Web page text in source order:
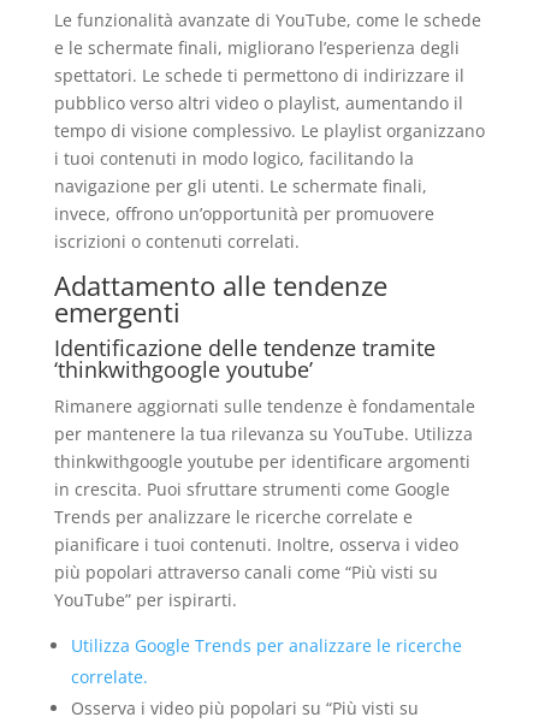
Le funzionalità avanzate di YouTube, come le schede
e le schermate finali, migliorano l’esperienza degli
spettatori. Le schede ti permettono di indirizzare il
pubblico verso altri video o playlist, aumentando il
tempo di visione complessivo. Le playlist organizzano
i tuoi contenuti in modo logico, facilitando la
navigazione per gli utenti. Le schermate finali,
invece, offrono un’opportunità per promuovere
iscrizioni o contenuti correlati.
Adattamento alle tendenze
emergenti
Identificazione delle tendenze tramite
‘thinkwithgoogle youtube’
Rimanere aggiornati sulle tendenze è fondamentale
per mantenere la tua rilevanza su YouTube. Utilizza
thinkwithgoogle youtube per identificare argomenti
in crescita. Puoi sfruttare strumenti come Google
Trends per analizzare le ricerche correlate e
pianificare i tuoi contenuti. Inoltre, osserva i video
più popolari attraverso canali come “Più visti su
YouTube” per ispirarti.
Utilizza Google Trends per analizzare le ricerche
correlate.
Osserva i video più popolari su “Più visti su